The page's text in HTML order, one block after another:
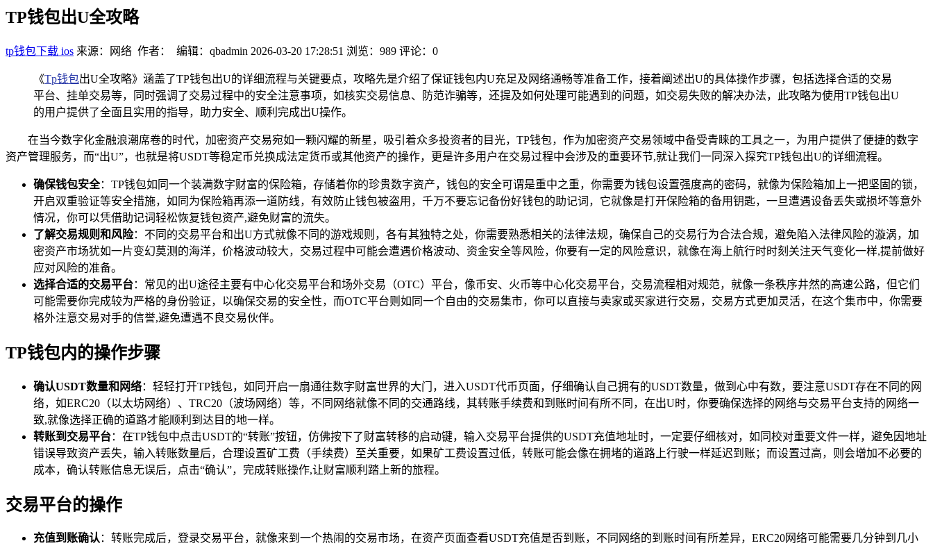
TP钱包出U全攻略
tp钱包下载 ios 来源：网络 作者： 编辑：qbadmin 2026-03-20 17:28:51 浏览：989 评论：0
《Tp钱包出U全攻略》涵盖了TP钱包出U的详细流程与关键要点，攻略先是介绍了保证钱包内U充足及网络通畅等准备工作，接着阐述出U的具体操作步骤，包括选择合适的交易
平台、挂单交易等，同时强调了交易过程中的安全注意事项，如核实交易信息、防范诈骗等，还提及如何处理可能遇到的问题，如交易失败的解决办法，此攻略为使用TP钱包出U
的用户提供了全面且实用的指导，助力安全、顺利完成出U操作。
在当今数字化金融浪潮席卷的时代，加密资产交易宛如一颗闪耀的新星，吸引着众多投资者的目光，TP钱包，作为加密资产交易领域中备受青睐的工具之一，为用户提供了便捷的数字
资产管理服务，而“出U”，也就是将USDT等稳定币兑换成法定货币或其他资产的操作，更是许多用户在交易过程中会涉及的重要环节,就让我们一同深入探究TP钱包出U的详细流程。
确保钱包安全：TP钱包如同一个装满数字财富的保险箱，存储着你的珍贵数字资产，钱包的安全可谓是重中之重，你需要为钱包设置强度高的密码，就像为保险箱加上一把坚固的锁，
开启双重验证等安全措施，如同为保险箱再添一道防线，有效防止钱包被盗用，千万不要忘记备份好钱包的助记词，它就像是打开保险箱的备用钥匙，一旦遭遇设备丢失或损坏等意外
情况，你可以凭借助记词轻松恢复钱包资产,避免财富的流失。
了解交易规则和风险：不同的交易平台和出U方式就像不同的游戏规则，各有其独特之处，你需要熟悉相关的法律法规，确保自己的交易行为合法合规，避免陷入法律风险的漩涡，加
密资产市场犹如一片变幻莫测的海洋，价格波动较大，交易过程中可能会遭遇价格波动、资金安全等风险，你要有一定的风险意识，就像在海上航行时时刻关注天气变化一样,提前做好
应对风险的准备。
选择合适的交易平台：常见的出U途径主要有中心化交易平台和场外交易（OTC）平台，像币安、火币等中心化交易平台，交易流程相对规范，就像一条秩序井然的高速公路，但它们
可能需要你完成较为严格的身份验证，以确保交易的安全性，而OTC平台则如同一个自由的交易集市，你可以直接与卖家或买家进行交易，交易方式更加灵活，在这个集市中，你需要
格外注意交易对手的信誉,避免遭遇不良交易伙伴。
TP钱包内的操作步骤
确认USDT数量和网络：轻轻打开TP钱包，如同开启一扇通往数字财富世界的大门，进入USDT代币页面，仔细确认自己拥有的USDT数量，做到心中有数，要注意USDT存在不同的网
络，如ERC20（以太坊网络）、TRC20（波场网络）等，不同网络就像不同的交通路线，其转账手续费和到账时间有所不同，在出U时，你要确保选择的网络与交易平台支持的网络一
致,就像选择正确的道路才能顺利到达目的地一样。
转账到交易平台：在TP钱包中点击USDT的“转账”按钮，仿佛按下了财富转移的启动键，输入交易平台提供的USDT充值地址时，一定要仔细核对，如同校对重要文件一样，避免因地址
错误导致资产丢失，输入转账数量后，合理设置矿工费（手续费）至关重要，如果矿工费设置过低，转账可能会像在拥堵的道路上行驶一样延迟到账；而设置过高，则会增加不必要的
成本，确认转账信息无误后，点击“确认”，完成转账操作,让财富顺利踏上新的旅程。
交易平台的操作
充值到账确认：转账完成后，登录交易平台，就像来到一个热闹的交易市场，在资产页面查看USDT充值是否到账，不同网络的到账时间有所差异，ERC20网络可能需要几分钟到几小